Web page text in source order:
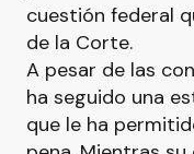
cuestión federal
de la Corte.
A pesar de las
ha seguido una
que le ha